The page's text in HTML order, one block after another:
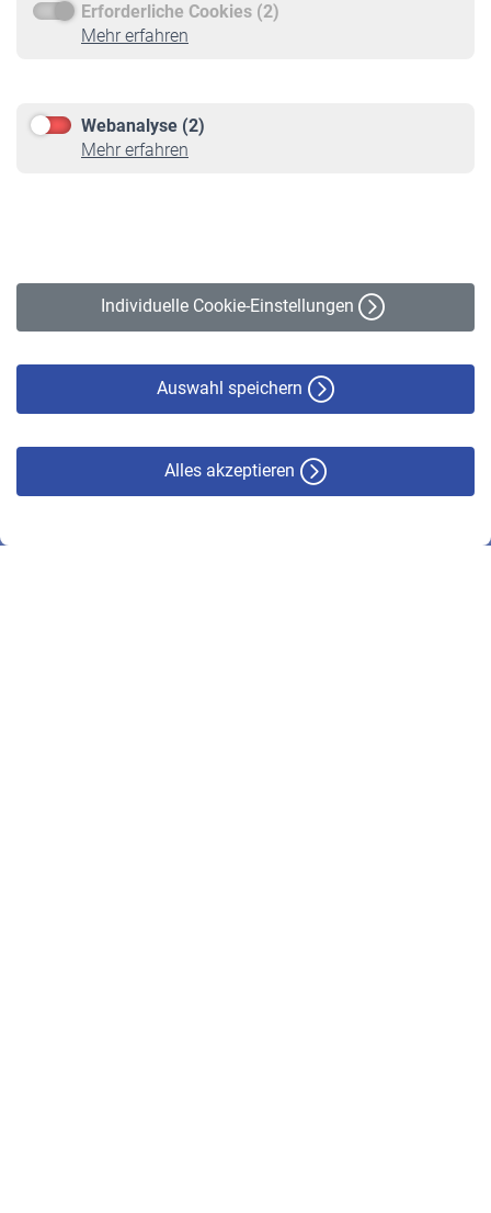
Erforderliche Cookies (2)
Mehr erfahren
Webanalyse (2)
Mehr erfahren
Individuelle Cookie-Einstellungen
Auswahl speichern
Alles akzeptieren
Service
Informationen
Online-Rechner
VBLnewsletter
Erklärung zur Barrierefreiheit
© VBL 2026